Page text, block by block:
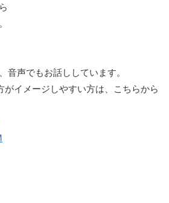
音声でもお話ししています。
がイメージしやすい方は、こちらから